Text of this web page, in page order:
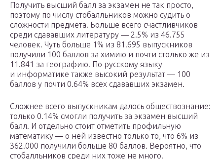
Получить высший балл за экзамен не так просто,
поэтому по числу стобалльников можно судить о
сложности предмета. Больше всего счастливчиков
среди сдававших литературу — 2.5% из 46.755
человек. Чуть больше 1% из 81.695 выпускников
получили 100 баллов за химию и почти столько же из
11.841 за географию. По русскому языку
и информатике также высокий результат — 100
баллов у почти 0.64% всех сдававших экзамен.
Сложнее всего выпускникам далось обществознание:
только 0.14% смогли получить за экзамен высший
балл. И отдельно стоит отметить профильную
математику — о ней известно только то, что 6% из
362.000 получили больше 80 баллов. Вероятно, что
стобалльников среди них тоже не много.